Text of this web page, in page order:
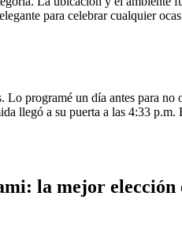
para celebrar cualquier
programé un día antes para
llegó a su puerta a las 4:33
la mejor elección